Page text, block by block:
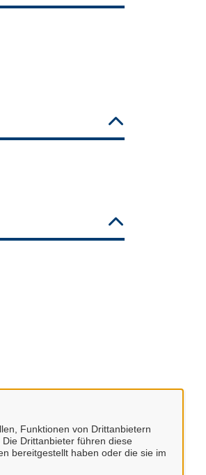
Funktionen von Drittanbietern
Drittanbieter führen diese
bereitgestellt haben oder die sie im